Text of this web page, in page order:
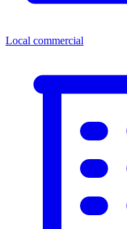
Local commercial